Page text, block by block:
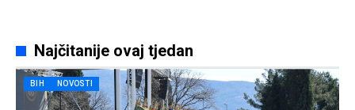
Najčitanije ovaj tjedan
BIH NOVOSTI